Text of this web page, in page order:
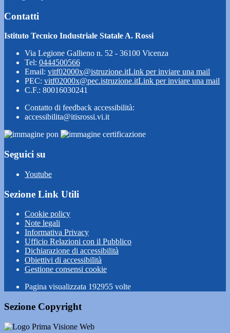
Contatti
Istituto Tecnico Industriale Statale A. Rossi
Via Legione Gallieno n. 52 - 36100 Vicenza
Tel: 0444500566
Email: vitf02000x@istruzione.itLink per inviare una mail
PEC: vitf02000x@pec.istruzione.itLink per inviare una mail
C.F.: 80016030241
Contatto di feedback accessibilità:
accessibilita@itisrossi.vi.it
Seguici su
Youtube
Sezione Link Utili
Cookie policy
Note legali
Informativa Privacy
Ufficio Relazioni con il Pubblico
Dichiarazione di accessibilità
Obiettivi di accessibilità
Gestione consensi cookie
Pagina visualizzata 192955 volte
Sezione Copyright